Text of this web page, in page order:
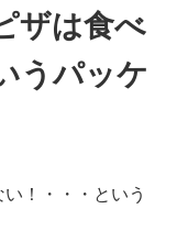
ザは食べ
うパッケ
！・・・という